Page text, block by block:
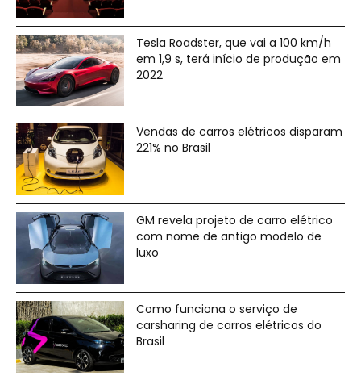
Tesla Roadster, que vai a 100 km/h
em 1,9 s, terá início de produção em
2022
Vendas de carros elétricos disparam
221% no Brasil
GM revela projeto de carro elétrico
com nome de antigo modelo de
luxo
Como funciona o serviço de
carsharing de carros elétricos do
Brasil